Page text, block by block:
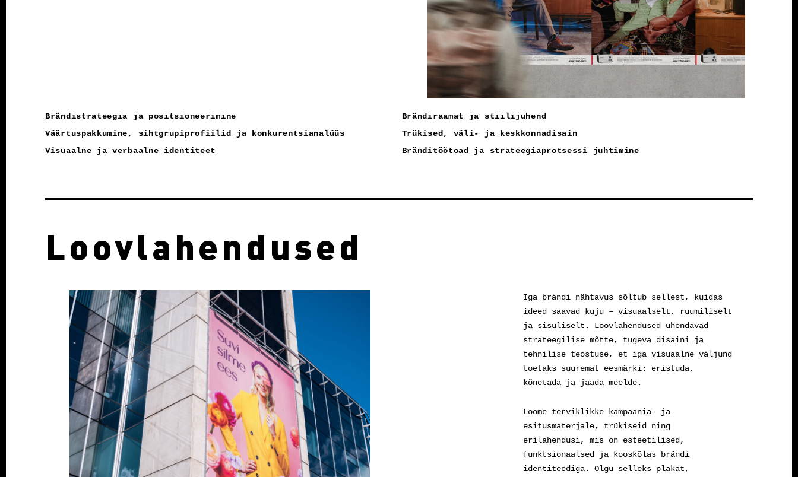
Brändistrateegia ja positsioneerimine
Väärtuspakkumine, sihtgrupiprofiilid ja konkurentsianalüüs
Visuaalne ja verbaalne identiteet
Brändiraamat ja stiilijuhend
Trükised, väli- ja keskkonnadisain
Bränditöötoad ja strateegiaprotsessi juhtimine
Loovlahendused
Iga brändi nähtavus sõltub sellest, kuidas
ideed saavad kuju – visuaalselt, ruumiliselt
ja sisuliselt. Loovlahendused ühendavad
strateegilise mõtte, tugeva disaini ja
tehnilise teostuse, et iga visuaalne väljund
toetaks suuremat eesmärki: eristuda,
kõnetada ja jääda meelde.
Loome terviklikke kampaania- ja
esitusmaterjale, trükiseid ning
erilahendusi, mis on esteetilised,
funktsionaalsed ja kooskõlas brändi
identiteediga. Olgu selleks plakat,